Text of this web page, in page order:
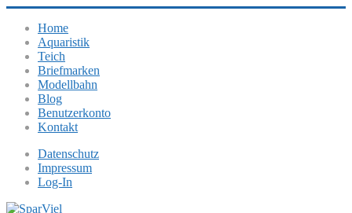
Home
Aquaristik
Teich
Briefmarken
Modellbahn
Blog
Benutzerkonto
Kontakt
Datenschutz
Impressum
Log-In